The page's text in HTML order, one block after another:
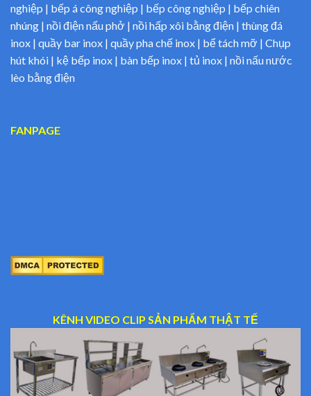
nghiệp | bếp á công nghiệp | bếp công nghiệp | bếp chiên
nhúng | nồi điện nấu phở | nồi hấp xôi bằng điện | thùng đá
inox | quầy bar inox | quầy pha chế inox | bể tách mỡ | Chụp
hút khói | kệ bếp inox | bàn bếp inox | tủ inox | nồi nấu nước
lèo bằng điện
FANPAGE
KÊNH VIDEO CLIP SẢN PHẨM THẬT TẾ